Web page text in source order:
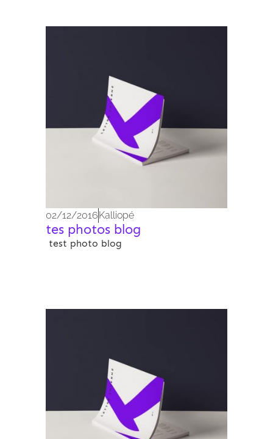
02/12/2016Kalliopé
tes photos blog
test photo blog